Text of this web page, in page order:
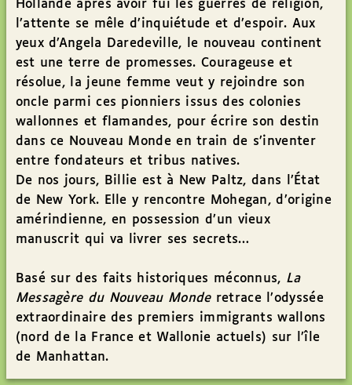
Hollande après avoir fui les guerres de religion,
l’attente se mêle d’inquiétude et d’espoir. Aux
yeux d’Angela Daredeville, le nouveau continent
est une terre de promesses. Courageuse et
résolue, la jeune femme veut y rejoindre son
oncle parmi ces pionniers issus des colonies
wallonnes et flamandes, pour écrire son destin
dans ce Nouveau Monde en train de s’inventer
entre fondateurs et tribus natives.
De nos jours, Billie est à New Paltz, dans l’État
de New York. Elle y rencontre Mohegan, d’origine
amérindienne, en possession d’un vieux
manuscrit qui va livrer ses secrets…
Basé sur des faits historiques méconnus, La
Messagère du Nouveau Monderetrace l’odyssée
extraordinaire des premiers immigrants wallons
(nord de la France et Wallonie actuels) sur l’île
de Manhattan.